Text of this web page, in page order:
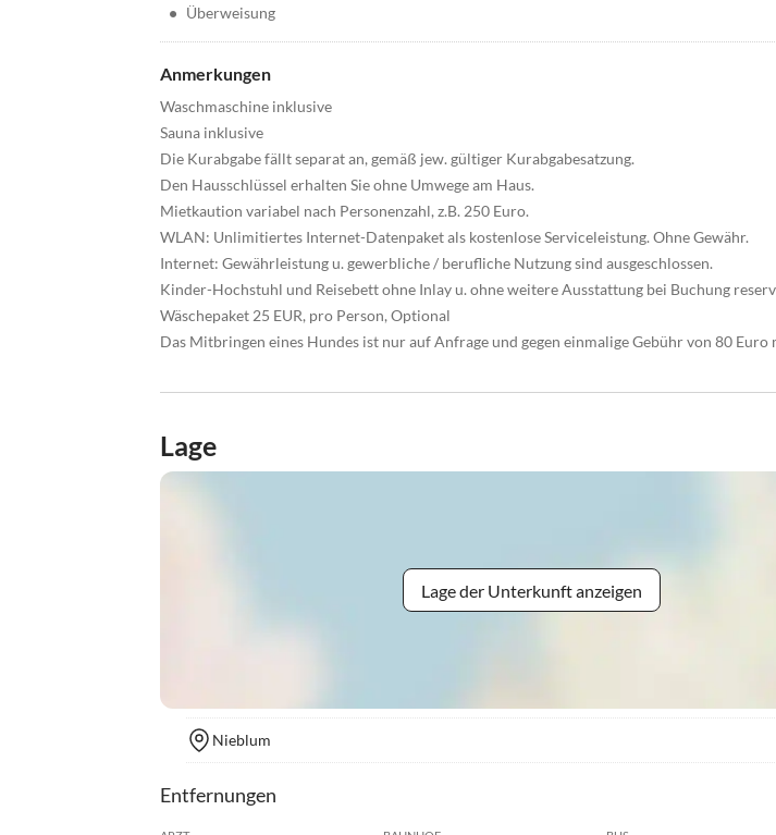
• Überweisung
Anmerkungen
Waschmaschine inklusive
Sauna inklusive
Die Kurabgabe fällt separat an, gemäß jew. gültiger Kurabgabesatzung.
Den Hausschlüssel erhalten Sie ohne Umwege am Haus.
Mietkaution variabel nach Personenzahl, z.B. 250 Euro.
WLAN: Unlimitiertes Internet-Datenpaket als kostenlose Serviceleistung. Ohne Gewähr.
Internet: Gewährleistung u. gewerbliche / berufliche Nutzung sind ausgeschlossen.
Kinder-Hochstuhl und Reisebett ohne Inlay u. ohne weitere Ausstattung bei Buchung
Wäschepaket 25 EUR, pro Person, Optional
Das Mitbringen eines Hundes ist nur auf Anfrage und gegen einmalige Gebühr von 80 Euro
Lage
Lage der Unterkunft anzeigen
Nieblum
Entfernungen